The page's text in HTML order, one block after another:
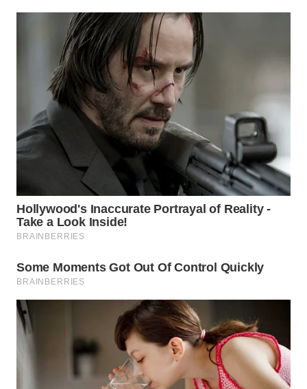
BINTAN
WN
MANDALIKA
WN
LABUANBAJO
WN
Wahana
Media